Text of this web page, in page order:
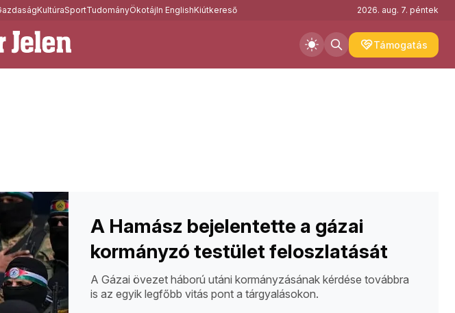
KultúraSportTudományÖkotájIn EnglishKiútkereső 2026. aug. 7. péntek
Támogatás
A Hamász bejelentette a gázai
kormányzó testület feloszlatását
A Gázai övezet háború utáni kormányzásának kérdése továbbra
is az egyik legfőbb vitás pont a tárgyalásokon.